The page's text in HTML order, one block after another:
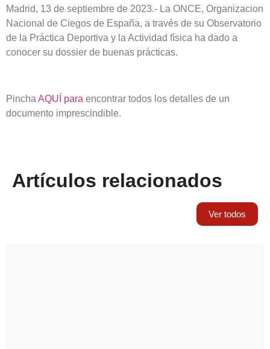
Madrid, 13 de septiembre de 2023.- La ONCE, Organizacion
Nacional de Ciegos de España, a través de su Observatorio
de la Práctica Deportiva y la Actividad física ha dado a
conocer su dossier de buenas prácticas.
Pincha AQUÍ para encontrar todos los detalles de un
documento imprescindible.
Artículos relacionados
Ver todos